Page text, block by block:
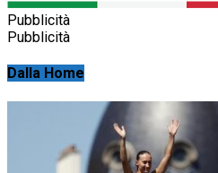
Pubblicità
Pubblicità
Dalla Home